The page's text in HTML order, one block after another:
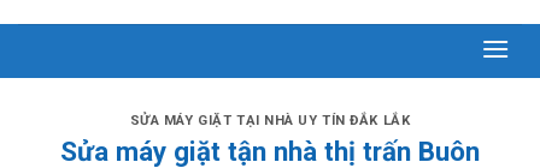
SỬA MÁY GIẶT TẠI NHÀ UY TÍN ĐẮK LẮK
Sửa máy giặt tận nhà thị trấn Buôn